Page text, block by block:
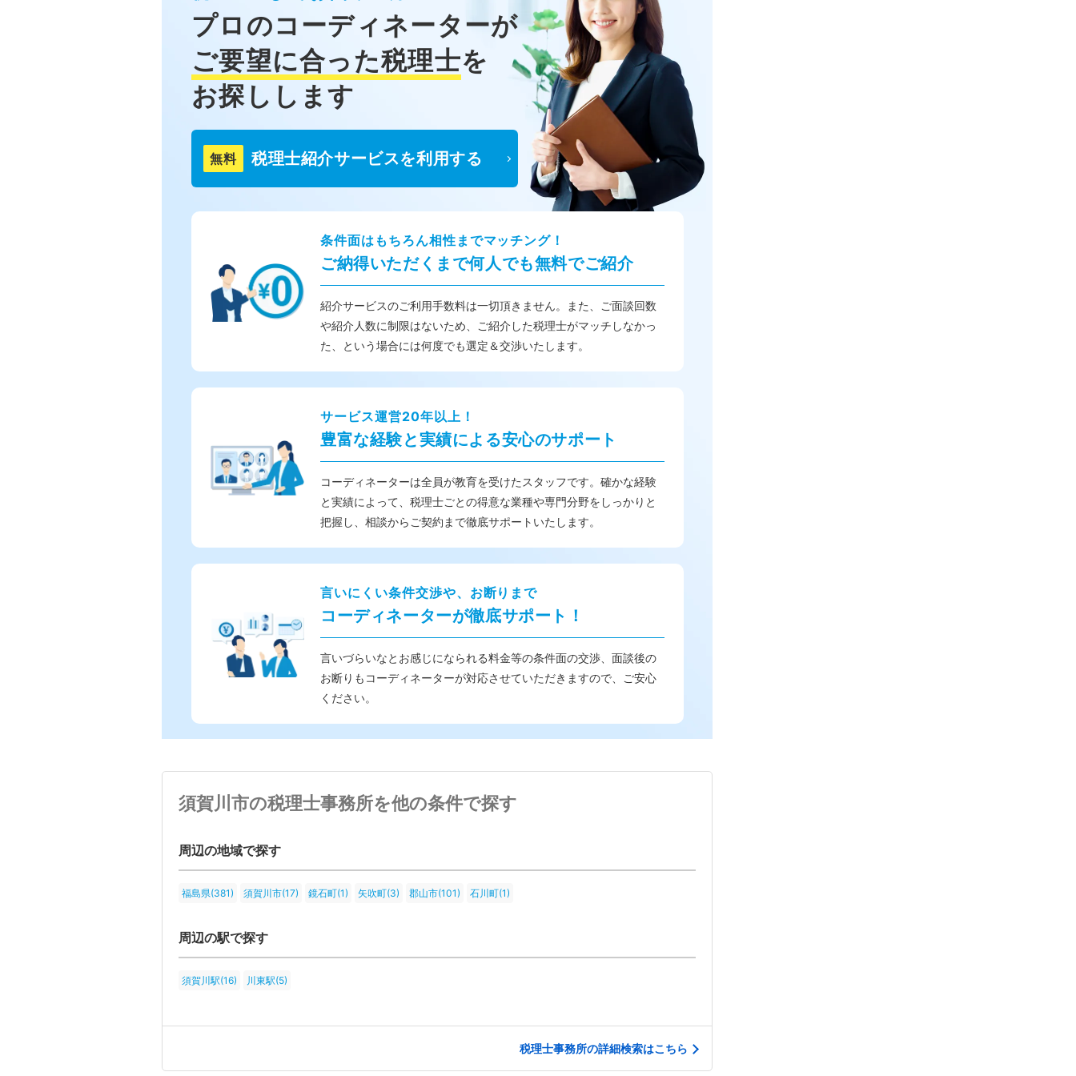
プロのコーディネーターが
ご要望に合った税理士を
お探しします
無料 税理士紹介サービスを利用する
条件面はもちろん相性までマッチング！
ご納得いただくまで何人でも無料でご紹介
紹介サービスのご利用手数料は一切頂きません。また、ご面談回数
や紹介人数に制限はないため、ご紹介した税理士がマッチしなかっ
た、という場合には何度でも選定＆交渉いたします。
サービス運営20年以上！
豊富な経験と実績による安心のサポート
コーディネーターは全員が教育を受けたスタッフです。確かな経験
と実績によって、税理士ごとの得意な業種や専門分野をしっかりと
把握し、相談からご契約まで徹底サポートいたします。
言いにくい条件交渉や、お断りまで
コーディネーターが徹底サポート！
言いづらいなとお感じになられる料金等の条件面の交渉、面談後の
お断りもコーディネーターが対応させていただきますので、ご安心
ください。
須賀川市の税理士事務所を他の条件で探す
周辺の地域で探す
福島県(381) 須賀川市(17) 鏡石町(1) 矢吹町(3) 郡山市(101) 石川町(1)
周辺の駅で探す
須賀川駅(16) 川東駅(5)
税理士事務所の詳細検索はこちら